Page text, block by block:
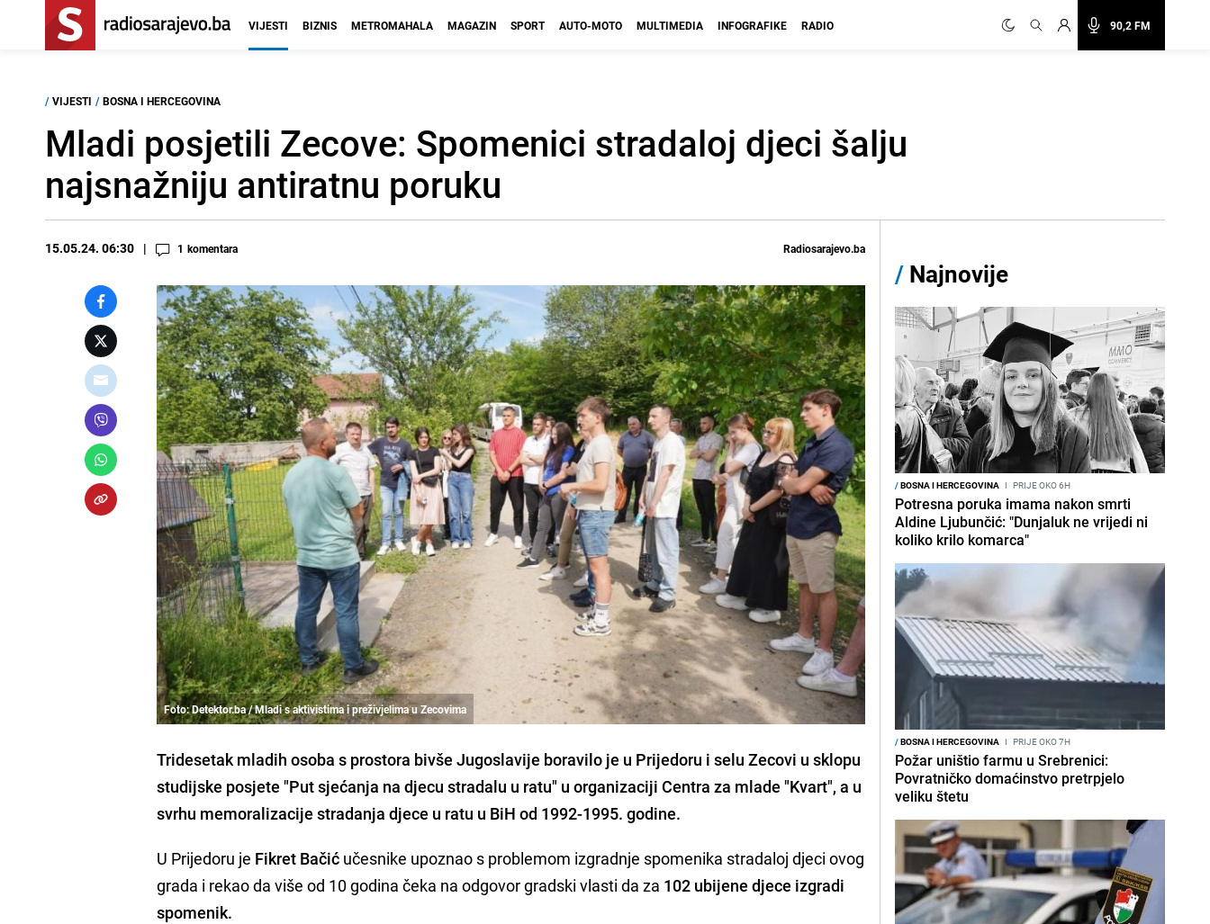
90,2 FM
VIJESTI BIZNIS METROMAHALA MAGAZIN SPORT AUTO-MOTO MULTIMEDIA INFOGRAFIKE RADIO
/ VIJESTI / BOSNA I HERCEGOVINA
Mladi posjetili Zecove: Spomenici stradaloj djeci šalju
najsnažniju antiratnu poruku
15.05.24. 06:30 1 komentara Radiosarajevo.ba
Foto: Detektor.ba / Mladi s aktivistima i preživjelima u Zecovima
Tridesetak mladih osoba s prostora bivše Jugoslavije boravilo je u Prijedoru i selu Zecovi u sklopu
studijske posjete "Put sjećanja na djecu stradalu u ratu" u organizaciji Centra za mlade "Kvart", a u
svrhu memoralizacije stradanja djece u ratu u BiH od 1992-1995. godine.
U Prijedoru je Fikret Bačić učesnike upoznao s problemom izgradnje spomenika stradaloj djeci ovog
grada i rekao da više od 10 godina čeka na odgovor gradski vlasti da za 102 ubijene djece izgradi
spomenik.
/ Najnovije
/BOSNA I HERCEGOVINA I PRIJE OKO 6H
Potresna poruka imama nakon smrti
Aldine Ljubunčić: "Dunjaluk ne vrijedi ni
koliko krilo komarca"
/BOSNA I HERCEGOVINA I PRIJE OKO 7H
Požar uništio farmu u Srebrenici:
Povratničko domaćinstvo pretrpjelo
veliku štetu